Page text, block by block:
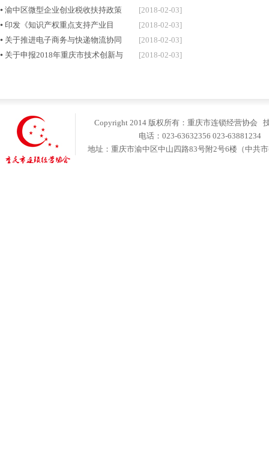
渝中区微型企业创业税收扶持政策
[2018-02-03]
印发《知识产权重点支持产业目
[2018-02-03]
关于推进电子商务与快递物流协同
[2018-02-03]
关于申报2018年重庆市技术创新与
[2018-02-03]
Copyright 2014 版权所有：重庆市连锁经营协会
电话：023-63632356 023-63881234
地址：重庆市渝中区中山四路83号附2号6楼（中共